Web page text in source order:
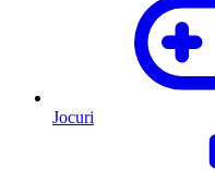
Jocuri